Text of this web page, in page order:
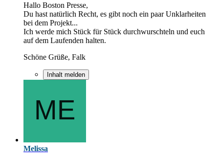
Hallo Boston Presse,
Du hast natürlich Recht, es gibt noch ein paar Unklarheiten
bei dem Projekt...
Ich werde mich Stück für Stück durchwurschteln und euch
auf dem Laufenden halten.
Schöne Grüße, Falk
Inhalt melden
Melissa